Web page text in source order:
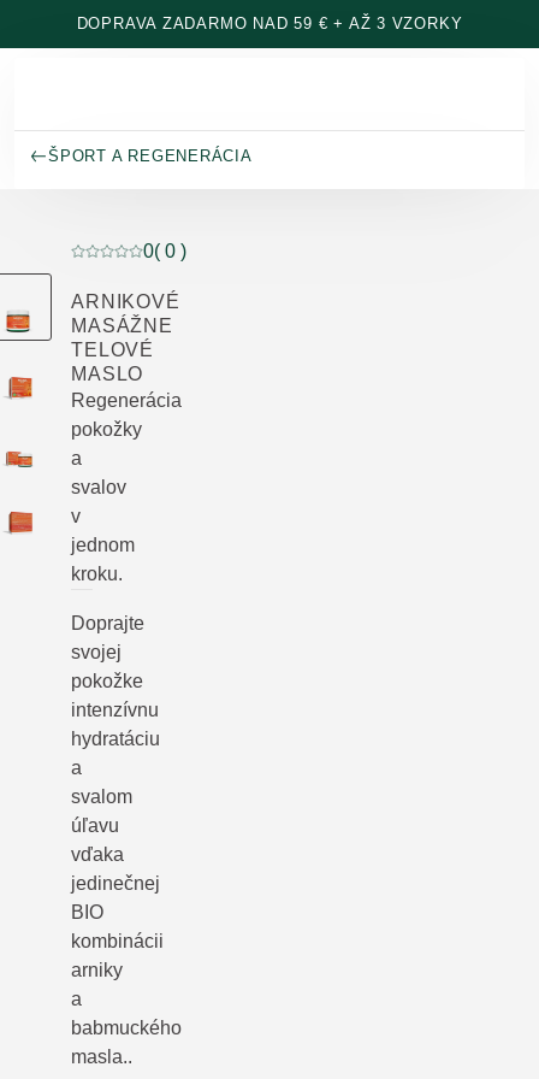
Prejsť na hlavný obsah
DOPRAVA ZADARMO NAD 59 € + AŽ 3 VZORKY
ŠPORT A REGENERÁCIA
Aktuálne hodnotenie: 0 z 5 hviezdičiek hodnotené 0
0( 0 )
ARNIKOVÉ
MASÁŽNE
TELOVÉ
MASLO
Regenerácia
pokožky
a
svalov
v
jednom
kroku.
Doprajte
svojej
pokožke
intenzívnu
hydratáciu
a
svalom
úľavu
vďaka
jedinečnej
BIO
kombinácii
arniky
a
babmuckého
masla..